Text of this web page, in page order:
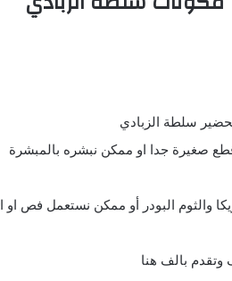
سلطة الزبادي
صغيرة جدا او ممكن نبشره بالمبشرة
والثوم البودر أو ممكن نستعمل فص او
بالف هنا